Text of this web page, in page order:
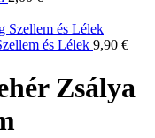
és Lélek 9,90 €
Zsálya